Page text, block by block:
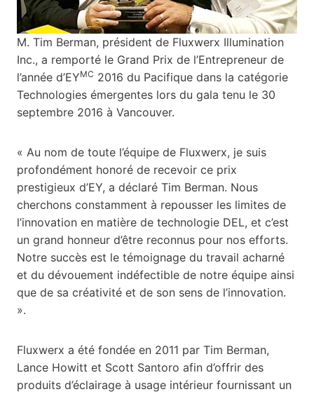
M. Tim Berman, président de Fluxwerx Illumination
Inc., a remporté le Grand Prix de l’Entrepreneur de
l’année d’EYMC 2016 du Pacifique dans la catégorie
Technologies émergentes lors du gala tenu le 30
septembre 2016 à Vancouver.
« Au nom de toute l’équipe de Fluxwerx, je suis
profondément honoré de recevoir ce prix
prestigieux d’EY, a déclaré Tim Berman. Nous
cherchons constamment à repousser les limites de
l’innovation en matière de technologie DEL, et c’est
un grand honneur d’être reconnus pour nos efforts.
Notre succès est le témoignage du travail acharné
et du dévouement indéfectible de notre équipe ainsi
que de sa créativité et de son sens de l’innovation.
».
Fluxwerx a été fondée en 2011 par Tim Berman,
Lance Howitt et Scott Santoro afin d’offrir des
produits d’éclairage à usage intérieur fournissant un